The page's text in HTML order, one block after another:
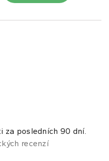
posledních 90 dní.
recenzí